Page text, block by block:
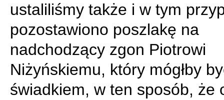
ustaliliśmy także i w tym
pozostawiono poszlakę na
nadchodzący zgon Piotrowi
Niżyńskiemu, który mógłby
świadkiem, w ten sposób, że